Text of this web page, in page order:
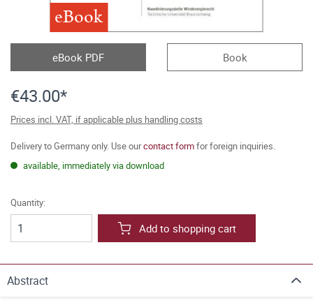
eBook
eBook PDF Book
€43.00*
Prices incl. VAT, if applicable plus handling costs
Delivery to Germany only. Use ourcontact formfor foreign inquiries.
available, immediately via download
Quantity:
Add to shopping cart
Abstract